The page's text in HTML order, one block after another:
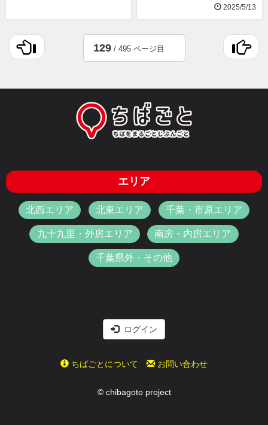
2025/5/13
129/ 495 ページ目
エリア
北西エリア 北東エリア 千葉・市原エリア
九十九里・外房エリア 南房・内房エリア
千葉県外・その他
ログイン
ちばごとについて お問い合わせ
© chibagoto project